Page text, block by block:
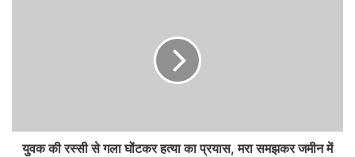
युवक की रस्सी से गला घोंटकर हत्या का प्रयास, मरा समझकर जमीन में